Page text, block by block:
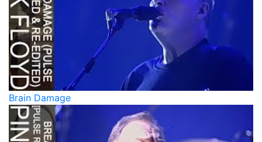
Brain Damage